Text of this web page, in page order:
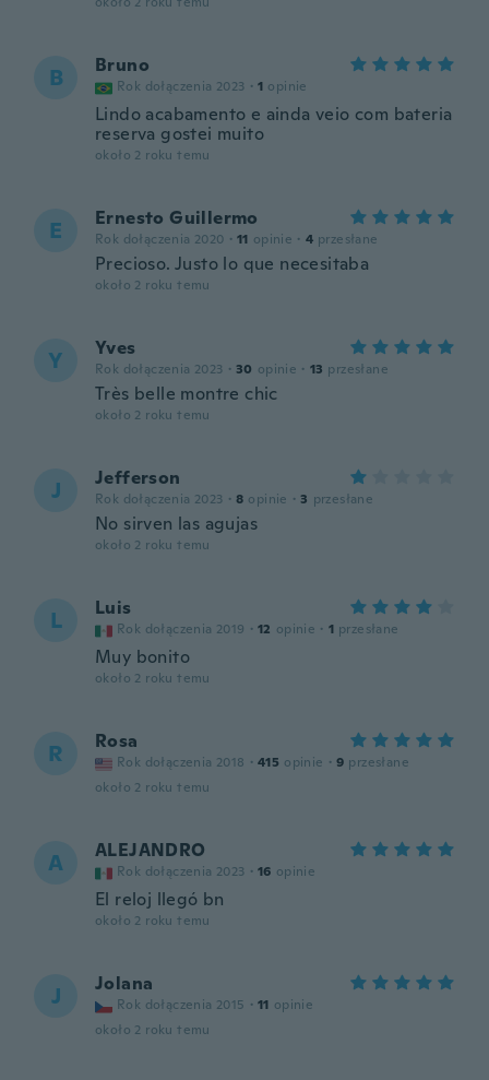
B Bruno
Rok dołączenia 2023 · 1 opinie
Lindo acabamento e ainda veio com bateria
reserva gostei muito
około 2 roku temu
E Ernesto Guillermo
Rok dołączenia 2020 · 11 opinie · 4 przesłane
Precioso. Justo lo que necesitaba
około 2 roku temu
Y Yves
Rok dołączenia 2023 · 30 opinie · 13 przesłane
Très belle montre chic
około 2 roku temu
J Jefferson
Rok dołączenia 2023 · 8 opinie · 3 przesłane
No sirven las agujas
około 2 roku temu
L Luis
Rok dołączenia 2019 · 12 opinie · 1 przesłane
Muy bonito
około 2 roku temu
R Rosa
Rok dołączenia 2018 · 415 opinie · 9 przesłane
około 2 roku temu
A ALEJANDRO
Rok dołączenia 2023 · 16 opinie
El reloj llegó bn
około 2 roku temu
J Jolana
Rok dołączenia 2015 · 11 opinie
około 2 roku temu